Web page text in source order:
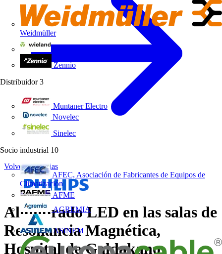
Weidmüller
Zennio
Distribuidor 3
Muntaner Electro
Novelec
Sinelec
Socio industrial 10
AFEC, Asociación de Fabricantes de Equipos de
Climatización
AFME
AGREMIA
ASINEM
Volver a Noticias
Alumbrado LED en las salas de
Resonancia Magnética,
Hospital de Galdakano